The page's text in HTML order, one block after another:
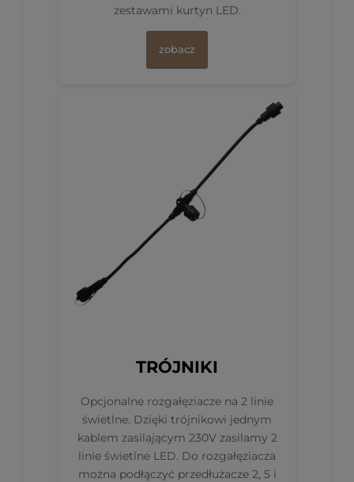
zestawami kurtyn LED.
zobacz
TRÓJNIKI
Opcjonalne rozgałęziacze na 2 linie
świetlne. Dzięki trójnikowi jednym
kablem zasilającym 230V zasilamy 2
linie świetlne LED. Do rozgałęziacza
można podłączyć przedłużacze 2, 5 i